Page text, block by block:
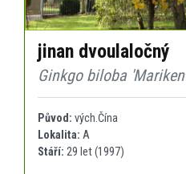
jinan dvoulaločný
Ginkgo biloba 'Mariken'
Původ: vých.Čína
Lokalita: A
Stáří: 29 let (1997)